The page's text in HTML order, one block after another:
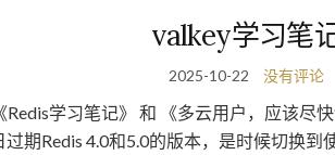
valkey学习笔
2025-10-22 没有评论
Redis学习笔记》 和 《多云用户，应该尽
期Redis 4.0和5.0的版本，是时候切换